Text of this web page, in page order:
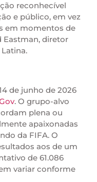
reconhecível
e público, em vez
em momentos de
Eastman, diretor
de junho de 2026
. O grupo-alvo
plena ou
apaixonadas
da FIFA. O
aos de um
de 61.086
variar conforme